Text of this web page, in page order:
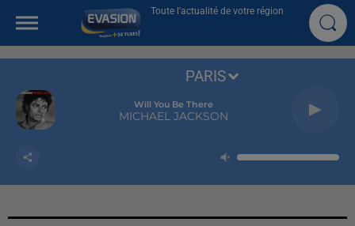
Toute l'actualité de votre région
Will You Be There
MICHAEL JACKSON
PARIS